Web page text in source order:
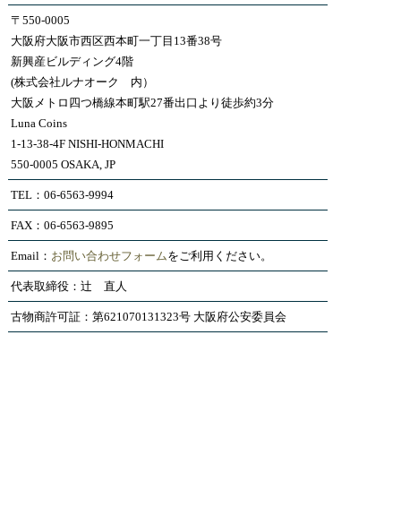
〒550-0005
大阪府大阪市西区西本町一丁目13番38号
新興産ビルディング4階
(株式会社ルナオーク 内）
大阪メトロ四つ橋線本町駅27番出口より徒歩約3分
Luna Coins
1-13-38-4F NISHI-HONMACHI
550-0005 OSAKA, JP
TEL：06-6563-9994
FAX：06-6563-9895
Email： お問い合わせフォームをご利用ください。
代表取締役：辻 直人
古物商許可証：第621070131323号 大阪府公安委員会